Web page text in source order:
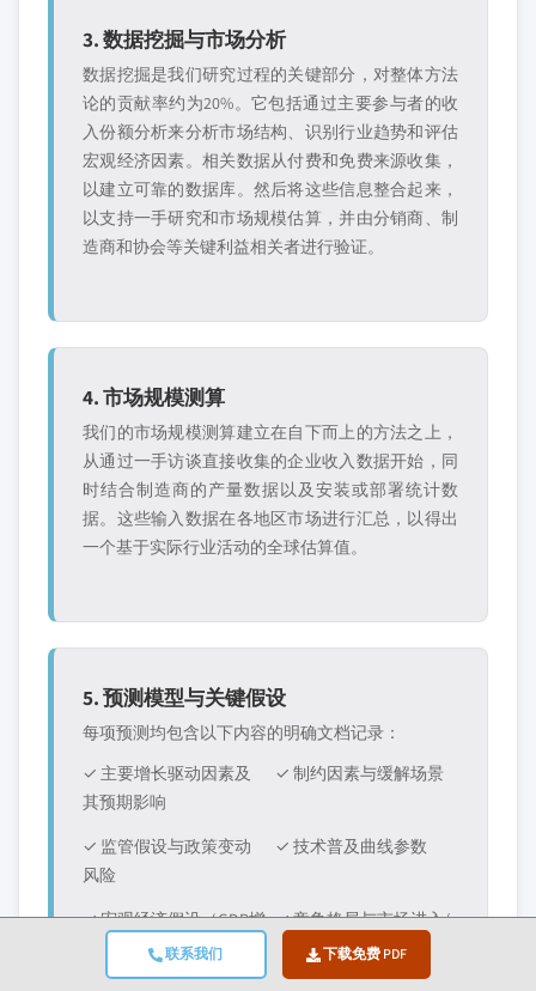
联系我们 下载免费 PDF
3. 数据挖掘与市场分析
数据挖掘是我们研究过程的关键部分，对整体方法
论的贡献率约为20%。它包括通过主要参与者的收
入份额分析来分析市场结构、识别行业趋势和评估
宏观经济因素。相关数据从付费和免费来源收集，
以建立可靠的数据库。然后将这些信息整合起来，
以支持一手研究和市场规模估算，并由分销商、制
造商和协会等关键利益相关者进行验证。
4. 市场规模测算
我们的市场规模测算建立在自下而上的方法之上，
从通过一手访谈直接收集的企业收入数据开始，同
时结合制造商的产量数据以及安装或部署统计数
据。这些输入数据在各地区市场进行汇总，以得出
一个基于实际行业活动的全球估算值。
5. 预测模型与关键假设
每项预测均包含以下内容的明确文档记录：
✓ 主要增长驱动因素及
其预期影响
✓ 制约因素与缓解场景
✓ 监管假设与政策变动
风险
✓ 技术普及曲线参数
✓ 宏观经济假设（GDP增
长、通货膨胀、汇率）
✓ 竞争格局与市场进入/
退出预期